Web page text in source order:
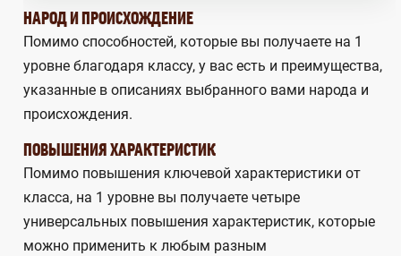
НАРОД И ПРОИСХОЖДЕНИЕ
Помимо способностей, которые вы получаете на 1
уровне благодаря классу, у вас есть и преимущества,
указанные в описаниях выбранного вами народа и
происхождения.
ПОВЫШЕНИЯ ХАРАКТЕРИСТИК
Помимо повышения ключевой характеристики от
класса, на 1 уровне вы получаете четыре
универсальных повышения характеристик, которые
можно применить к любым разным